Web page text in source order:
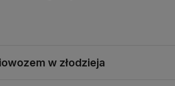
w złodzieja